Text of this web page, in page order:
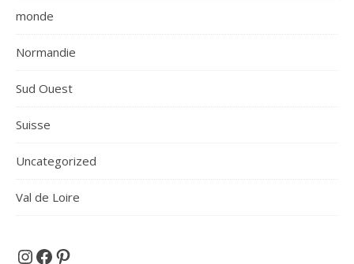
monde
Normandie
Sud Ouest
Suisse
Uncategorized
Val de Loire
Et si on partait en voyage ...
Facebook
Pinterest